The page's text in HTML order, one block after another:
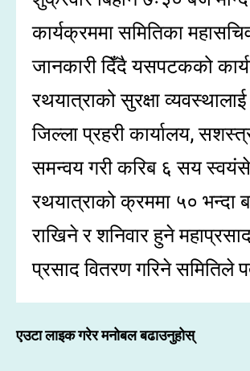
कार्यक्रममा समितिका
जानकारी दिँदै यसपटकको
रथयात्राको सुरक्षा
जिल्ला प्रहरी कार्यालय,
समन्वय गरी करिब ६ सय
रथयात्राको क्रममा ५० भन्दा
राखिने र शनिवार हुने
प्रसाद वितरण गरिने समितिले
एउटा लाइक गरेर मनोबल बढाउनुहोस्